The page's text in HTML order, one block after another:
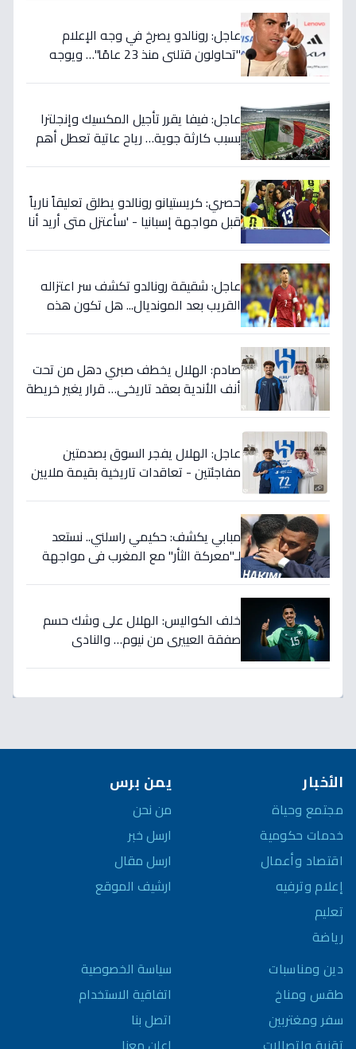
عاجل: رونالدو يصرخ في وجه الإعلام
"تحاولون قتلني منذ 23 عامًا"… ويوجه
عاجل: فيفا يقرر تأجيل المكسيك وإنجلترا
بسبب كارثة جوية… رياح عاتية تعطل أهم
حصري: كريستيانو رونالدو يطلق تعليقاً نارياً
قبل مواجهة إسبانيا - 'سأعتزل متى أريد أنا
عاجل: شقيقة رونالدو تكشف سر اعتزاله
القريب بعد المونديال... هل تكون هذه
صادم: الهلال يخطف صبري دهل من تحت
أنف الأندية بعقد تاريخي… قرار يغير خريطة
عاجل: الهلال يفجر السوق بصدمتين
مفاجئتين - تعاقدات تاريخية بقيمة ملايين
مبابي يكشف: حكيمي راسلني.. نستعد
لـ"معركة الثأر" مع المغرب في مواجهة
خلف الكواليس: الهلال على وشك حسم
صفقة العييري من نيوم… والنادي
الأخبار
مجتمع وحياة
خدمات حكومية
اقتصاد وأعمال
إعلام وترفيه
تعليم
رياضة
دين ومناسبات
طقس ومناخ
سفر ومغتربين
يمن برس
من نحن
ارسل خبر
ارسل مقال
ارشيف الموقع
سياسة الخصوصية
اتفاقية الاستخدام
اتصل بنا